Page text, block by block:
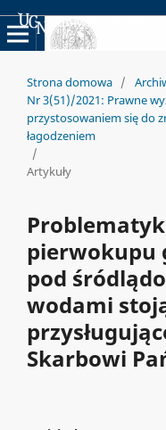
Uniwersyteckie
Strona domowa /
Nr 3(51)/2021: Prawne
przystosowaniem się do
łagodzeniem
/
Artykuły
pierwokupu
pod
wodami
Skarbowi